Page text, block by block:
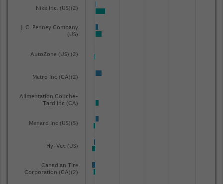
J. C. Penney Company
(US)
Alimentation Couche-
Tard Inc (CA)
Canadian Tire
Corporation (CA)(2)
Nike Inc. (US)(2)
AutoZone (US) (2)
Metro Inc (CA)(2)
Menard Inc (US)(5)
Hy-Vee (US)